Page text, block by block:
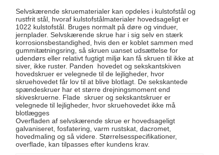
Selvskærende skruematerialer kan opdeles i kulstofstål og
rustfrit stål, hvoraf kulstofstålmaterialer hovedsageligt er
1022 kulstofstål. Bruges normalt på døre og vinduer,
jernplader. Selvskærende skrue har i sig selv en stærk
korrosionsbestandighed, hvis den er koblet sammen med
gummitætningsring, så skruen uanset udsættelse for
udendørs eller relativt fugtigt miljø kan få skruen til ikke at
siver, ikke ruster. Panden hovedet og sekskantskiven
hovedskruer er velegnede til de lejligheder, hvor
skruehovedet får lov til at blive blotlagt. De sekskantede
spændeskruer har et større drejningsmoment end
skiveskruerne. Flade skruer og sekskantskruer er
velegnede til lejligheder, hvor skruehovedet ikke må
blotlægges
Overfladen af ​​selvskærende skrue er hovedsageligt
galvaniseret, fosfatering, varm rustskat, dacromet,
hovedmaling og så videre. Størrelsesspecifikationer,
overflade, kan tilpasses efter kundens krav.